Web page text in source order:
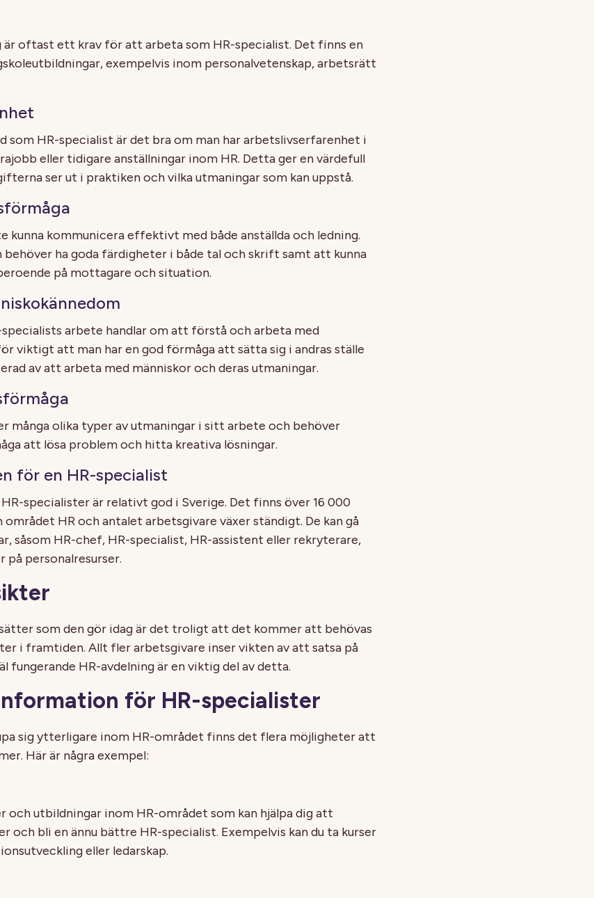
är oftast ett krav för att arbeta som HR-specialist. Det finns en
exempelvis inom personalvetenskap, arbetsrätt
HR-specialist är det bra om man har arbetslivserfarenhet i
eller tidigare anställningar inom HR. Detta ger en värdefull
ser ut i praktiken och vilka utmaningar som kan uppstå.
kunna kommunicera effektivt med både anställda och ledning.
ha goda färdigheter i både tal och skrift samt att kunna
på mottagare och situation.
specialists arbete handlar om att förstå och arbeta med
viktigt att man har en god förmåga att sätta sig i andras ställe
av att arbeta med människor och deras utmaningar.
många olika typer av utmaningar i sitt arbete och behöver
att lösa problem och hitta kreativa lösningar.
för en HR-specialist
specialister är relativt god i Sverige. Det finns över 16 000
området HR och antalet arbetsgivare växer ständigt. De kan gå
såsom HR-chef, HR-specialist, HR-assistent eller rekryterare,
på personalresurser.
som den gör idag är det troligt att det kommer att behövas
i framtiden. Allt fler arbetsgivare inser vikten av att satsa på
fungerande HR-avdelning är en viktig del av detta.
för HR-specialister
sig ytterligare inom HR-området finns det flera möjligheter att
Här är några exempel:
och utbildningar inom HR-området som kan hjälpa dig att
och bli en ännu bättre HR-specialist. Exempelvis kan du ta kurser
eller ledarskap.